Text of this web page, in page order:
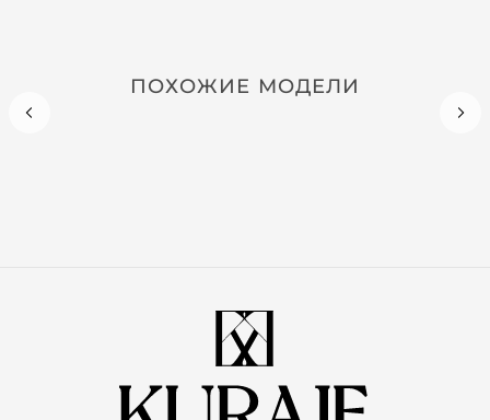
ПОХОЖИЕ МОДЕЛИ